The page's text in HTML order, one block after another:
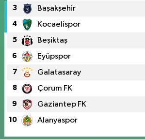
3 Başakşehir
4 Kocaelispor
5 Beşiktaş
6 Eyüpspor
7 Galatasaray
8 Çorum FK
9 Gaziantep FK
10 Alanyaspor